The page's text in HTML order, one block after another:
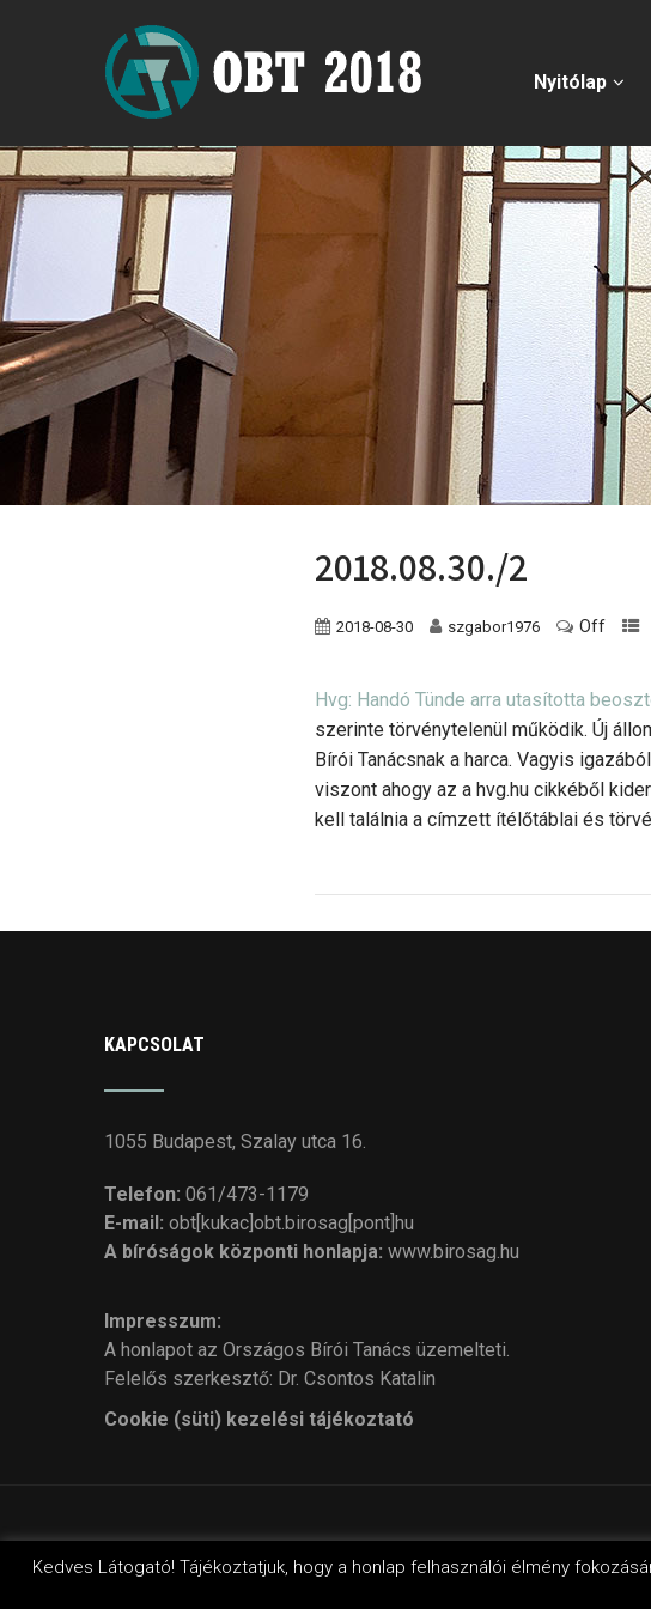
Nyitólap
2018.08.30./2
2018-08-30 szgabor1976 Off
Hvg: Handó Tünde arra utasította
szerinte törvénytelenül működik. Új
Bírói Tanácsnak a harca. Vagyis
viszont ahogy az a hvg.hu cikkéből
kell találnia a címzett ítélőtáblai és
KAPCSOLAT
1055 Budapest, Szalay utca 16.
Telefon: 061/473-1179
E-mail: obt[kukac]obt.birosag[pont]hu
A bíróságok központi honlapja: www.birosag.hu
Impresszum:
A honlapot az Országos Bírói Tanács üzemelteti.
Felelős szerkesztő: Dr. Csontos Katalin
Cookie (süti) kezelési tájékoztató
Kedves Látogató! Tájékoztatjuk, hogy a honlap felhasználói élmény